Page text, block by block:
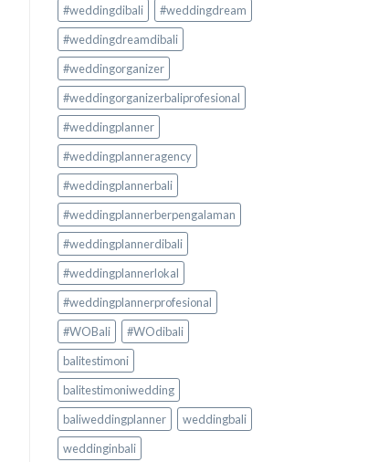
#weddingdibali
#weddingdream
#weddingdreamdibali
#weddingorganizer
#weddingorganizerbaliprofesional
#weddingplanner
#weddingplanneragency
#weddingplannerbali
#weddingplannerberpengalaman
#weddingplannerdibali
#weddingplannerlokal
#weddingplannerprofesional
#WOBali
#WOdibali
balitestimoni
balitestimoniwedding
baliweddingplanner
weddingbali
weddinginbali